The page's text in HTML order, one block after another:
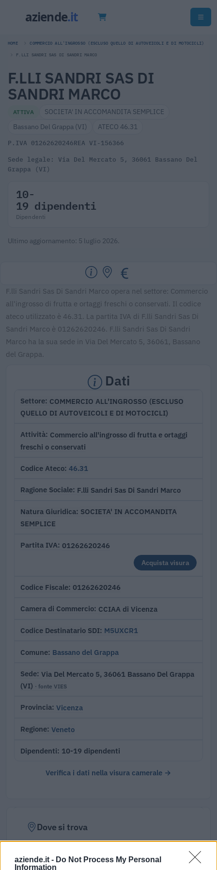
aziende.it - Do Not Process My Personal
Information
HOME COMMERCIO ALL'INGROSSO (ESCLUSO QUELLO DI AUTOVEICOLI E DI MOTOCICLI)
F.LLI SANDRI SAS DI SANDRI MARCO
F.LLI SANDRI SAS DI
SANDRI MARCO
ATTIVA
SOCIETA' IN ACCOMANDITA SEMPLICE
Bassano Del Grappa (VI)
ATECO 46.31
P.IVA 01262620246REA VI-156366
Sede legale: Via Del Mercato 5, 36061 Bassano Del
Grappa (VI)
10-
19 dipendenti
Dipendenti
Ultimo aggiornamento: 5 luglio 2026.
F.lli Sandri Sas Di Sandri Marco opera nel settore: Commercio
all'ingrosso di frutta e ortaggi freschi o conservati. Il codice
ateco utilizzato è 46.31. La partita IVA di F.lli Sandri Sas Di
Sandri Marco è 01262620246. F.lli Sandri Sas Di Sandri
Marco ha la sua sede in Via Del Mercato 5, 36061, Bassano
del Grappa.
Dati
Settore COMMERCIO ALL'INGROSSO (ESCLUSO
QUELLO DI AUTOVEICOLI E DI MOTOCICLI)
Attività Commercio all'ingrosso di frutta e ortaggi
freschi o conservati
Codice Ateco 46.31
Ragione Sociale F.lli Sandri Sas Di Sandri Marco
Natura Giuridica SOCIETA' IN ACCOMANDITA
SEMPLICE
Partita IVA 01262620246
Acquista visura
Codice Fiscale 01262620246
Camera di Commercio CCIAA di Vicenza
Codice Destinatario SDI M5UXCR1
Comune Bassano del Grappa
Sede Via Del Mercato 5, 36061 Bassano Del Grappa
(VI) · fonte VIES
Provincia Vicenza
Regione Veneto
Dipendenti 10-19 dipendenti
Verifica i dati nella visura camerale →
Dove si trova